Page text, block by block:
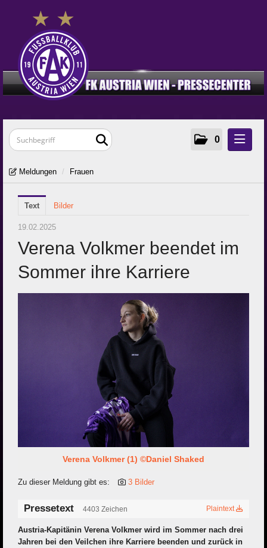
0
Meldungen
Frauen
Young Violets
Media
Zur Klub-Seite
Meldungen / Frauen
Text Bilder
19.02.2025
Verena Volkmer beendet im
Sommer ihre Karriere
Verena Volkmer (1) ©Daniel Shaked
Zu dieser Meldung gibt es: 3 Bilder
Pressetext 4403 Zeichen Plaintext
Austria-Kapitänin Verena Volkmer wird im Sommer nach drei
Jahren bei den Veilchen ihre Karriere beenden und zurück in